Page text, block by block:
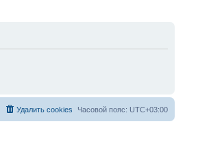
Часовой пояс: UTC+03:00
Удалить cookies